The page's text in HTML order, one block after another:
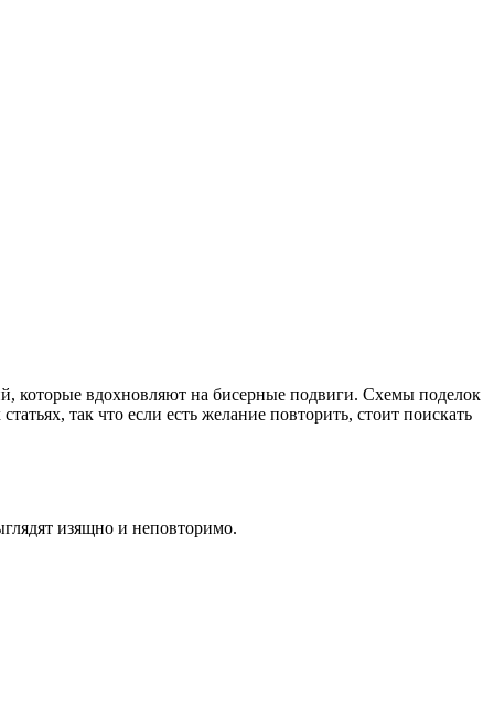
которые вдохновляют на бисерные подвиги. Схемы поделок
так что если есть желание повторить, стоит поискать
изящно и неповторимо.